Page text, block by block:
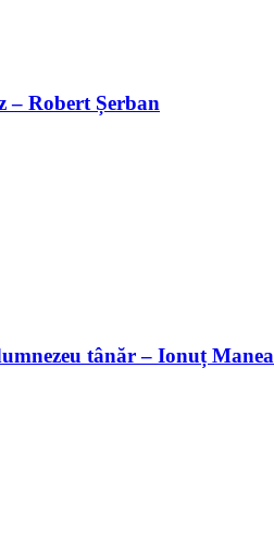
– Robert Șerban
tânăr – Ionuț Manea